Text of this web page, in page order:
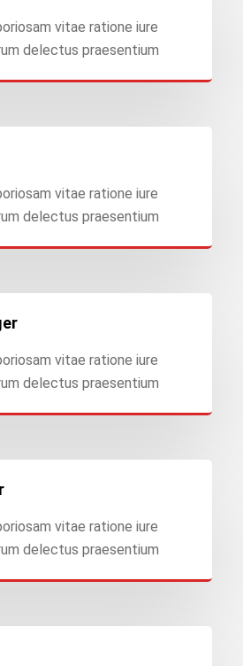
vitae ratione iure
delectus praesentium
vitae ratione iure
delectus praesentium
vitae ratione iure
delectus praesentium
vitae ratione iure
delectus praesentium